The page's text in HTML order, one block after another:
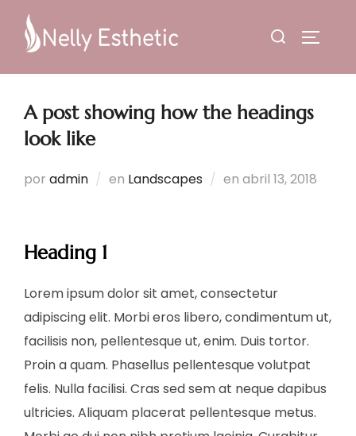
Saltar
contenido
Buscar:
A post showing how the headings
look like
por admin en Landscapes en Publicado
abril 13, 2018
Heading 1
Lorem ipsum dolor sit amet, consectetur
adipiscing elit. Morbi eros libero, condimentum ut,
facilisis non, pellentesque ut, enim. Duis tortor.
Proin a quam. Phasellus pellentesque volutpat
felis. Nulla facilisi. Cras sed sem at neque dapibus
ultricies. Aliquam placerat pellentesque metus.